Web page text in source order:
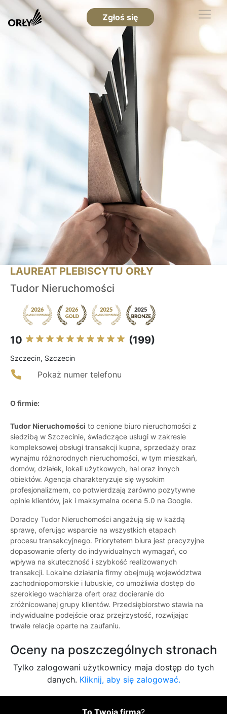
Zgłoś się
LAUREAT PLEBISCYTU ORŁY
Tudor Nieruchomości
10 (199)
Szczecin, Szczecin
Pokaż numer telefonu
O firmie:
Tudor Nieruchomości to cenione biuro nieruchomości z
siedzibą w Szczecinie, świadczące usługi w zakresie
kompleksowej obsługi transakcji kupna, sprzedaży oraz
wynajmu różnorodnych nieruchomości, w tym mieszkań,
domów, działek, lokali użytkowych, hal oraz innych
obiektów. Agencja charakteryzuje się wysokim
profesjonalizmem, co potwierdzają zarówno pozytywne
opinie klientów, jak i maksymalna ocena 5.0 na Google.
Doradcy Tudor Nieruchomości angażują się w każdą
sprawę, oferując wsparcie na wszystkich etapach
procesu transakcyjnego. Priorytetem biura jest precyzyjne
dopasowanie oferty do indywidualnych wymagań, co
wpływa na skuteczność i szybkość realizowanych
transakcji. Lokalne działania firmy obejmują województwa
zachodniopomorskie i lubuskie, co umożliwia dostęp do
szerokiego wachlarza ofert oraz docieranie do
zróżnicowanej grupy klientów. Przedsiębiorstwo stawia na
indywidualne podejście oraz przejrzystość, rozwijając
trwałe relacje oparte na zaufaniu.
Oceny na poszczególnych stronach
Tylko zalogowani użytkownicy maja dostęp do tych
danych. Kliknij, aby się zalogować.